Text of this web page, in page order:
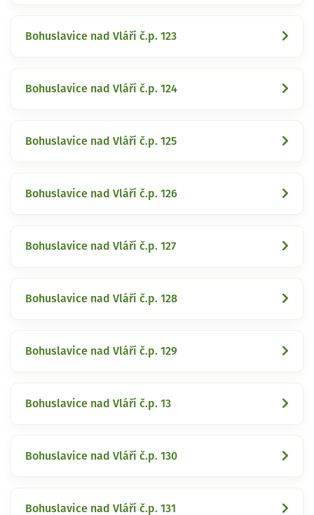
Bohuslavice nad Vláří č.p. 123
Bohuslavice nad Vláří č.p. 124
Bohuslavice nad Vláří č.p. 125
Bohuslavice nad Vláří č.p. 126
Bohuslavice nad Vláří č.p. 127
Bohuslavice nad Vláří č.p. 128
Bohuslavice nad Vláří č.p. 129
Bohuslavice nad Vláří č.p. 13
Bohuslavice nad Vláří č.p. 130
Bohuslavice nad Vláří č.p. 131